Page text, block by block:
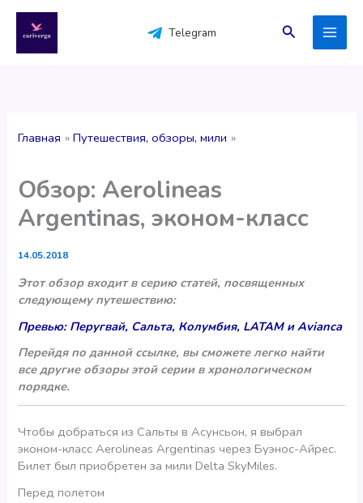
содержимому
Telegram Поиск
Главная Путешествия, обзоры, мили
Обзор: Aerolineas
Argentinas, эконом-класс
14.05.2018
Этот обзор входит в серию статей, посвященных
следующему путешествию:
Превью: Перугвай, Сальта, Колумбия, LATAM и Avianca
Перейдя по данной ссылке, вы сможете легко найти
все другие обзоры этой серии в хронологическом
порядке.
Чтобы добраться из Сальты в Асунсьон, я выбрал
эконом-класс Aerolineas Argentinas через Буэнос-Айрес.
Билет был приобретен за мили Delta SkyMiles.
Перед полетом